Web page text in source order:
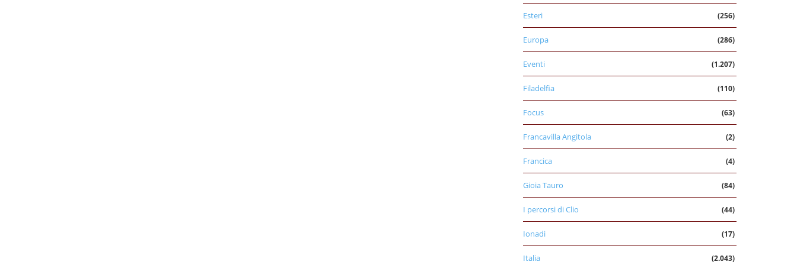
Esteri (256)
Europa (286)
Eventi (1.207)
Filadelfia (110)
Focus (63)
Francavilla Angitola (2)
Francica (4)
Gioia Tauro (84)
I percorsi di Clio (44)
Ionadi (17)
Italia (2.043)